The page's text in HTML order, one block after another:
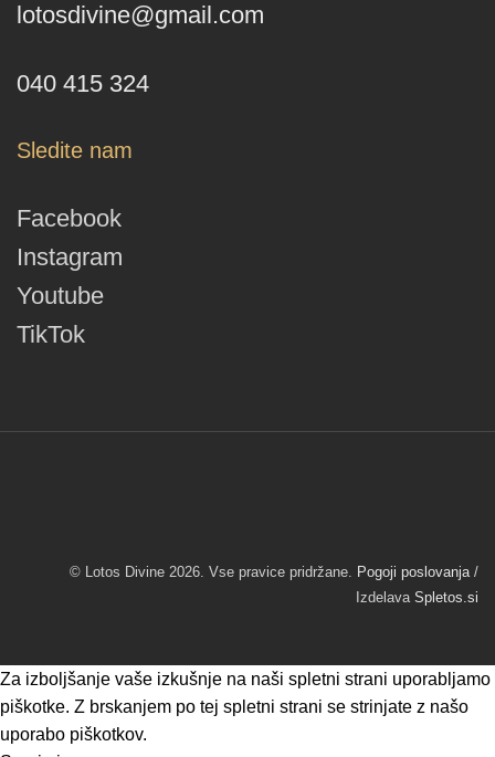
lotosdivine@gmail.com
040 415 324
Sledite nam
Facebook
Instagram
Youtube
TikTok
© Lotos Divine 2026. Vse pravice pridržane. Pogoji poslovanja/
Izdelava Spletos.si
Za izboljšanje vaše izkušnje na naši spletni strani uporabljamo
piškotke. Z brskanjem po tej spletni strani se strinjate z našo
uporabo piškotkov.